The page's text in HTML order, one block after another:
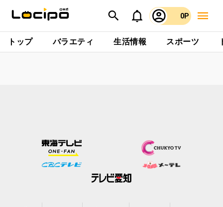
0P
トップ バラエティ 生活情報 スポーツ